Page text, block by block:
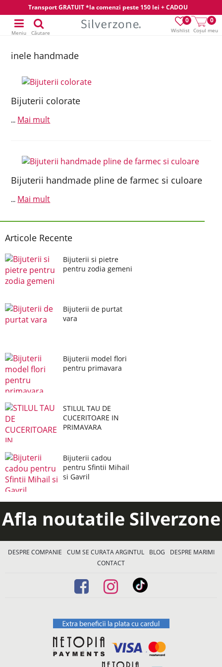
Transport GRATUIT *la comenzi peste 150 lei + CADOU
Wishlist
0
Coșul meu
0
Meniu Căutare
inele handmade
Bijuterii colorate
... Mai mult
Bijuterii handmade pline de farmec si culoare
... Mai mult
Articole Recente
Bijuterii si pietre
pentru zodia gemeni
Bijuterii de purtat
vara
Bijuterii model flori
pentru primavara
STILUL TAU DE
CUCERITOARE IN
PRIMAVARA
Bijuterii cadou
pentru Sfintii Mihail
si Gavril
Afla noutatile Silverzone
DESPRE COMPANIE CUM SE CURATA ARGINTUL BLOG
DESPRE MARIMI
CONTACT